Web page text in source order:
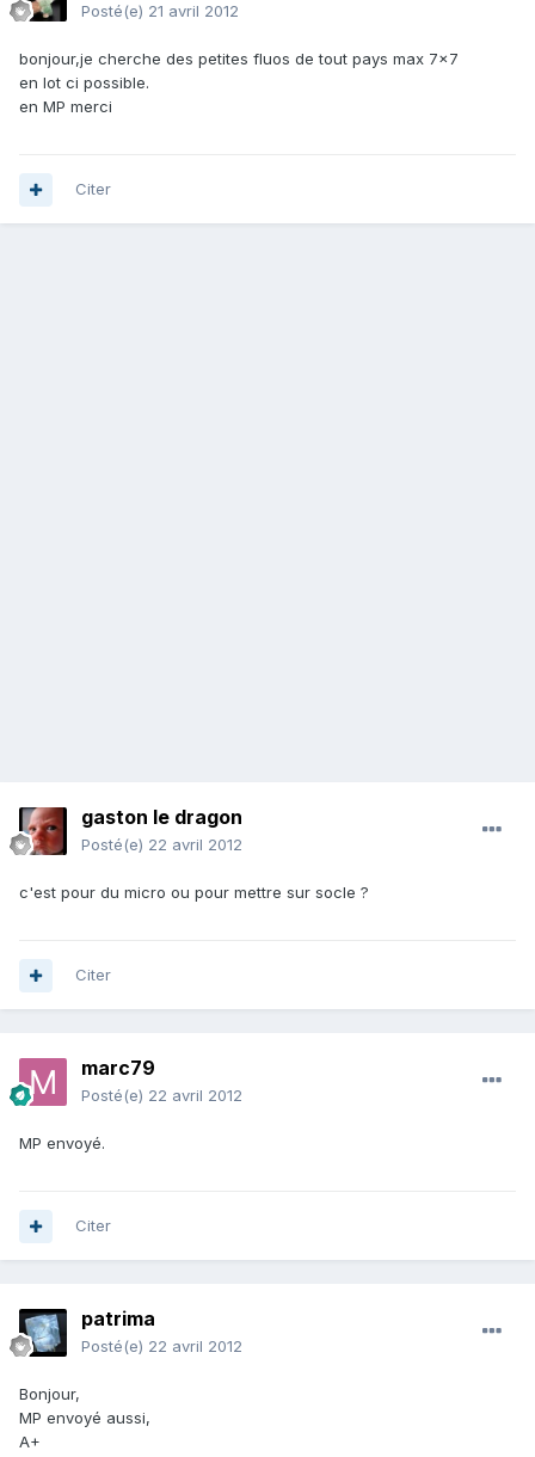
Posté(e) 21 avril 2012
bonjour,je cherche des petites fluos de tout pays max 7x7
en lot ci possible.
en MP merci
Citer
gaston le dragon
Posté(e) 22 avril 2012
c'est pour du micro ou pour mettre sur socle ?
Citer
marc79
Posté(e) 22 avril 2012
MP envoyé.
Citer
patrima
Posté(e) 22 avril 2012
Bonjour,
MP envoyé aussi,
A+